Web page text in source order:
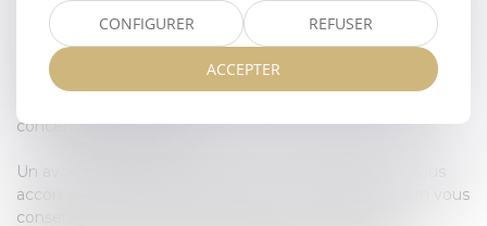
l'immeuble. Les charges de copropriété, qui couvrent les
dépenses courantes et les travaux, sont réparties entre les
copropriétaires en fonction de leur quote-part. Il est
essentiel de bien comprendre les modalités de répartition
concernant les travaux.
Un avocat spécialisé en droit de la copropriété peut vous
accompagner dans la gestion de votre copropriété, en vous
conseillant sur les obligations légales et les bonnes
CONFIGURER REFUSER
ACCEPTER